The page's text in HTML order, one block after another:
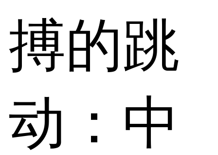
搏的跳
动：中